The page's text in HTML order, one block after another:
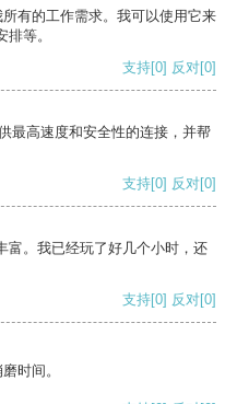
有的工作需求。我可以使用它来
等。
支持[0] 反对[0]
最高速度和安全性的连接，并帮
支持[0] 反对[0]
富。我已经玩了好几个小时，还
支持[0] 反对[0]
时间。